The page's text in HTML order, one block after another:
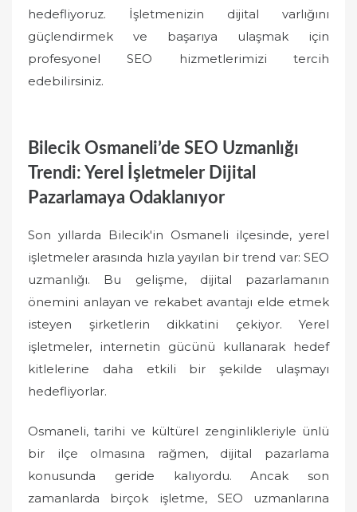
hedefliyoruz. İşletmenizin dijital varlığını
güçlendirmek ve başarıya ulaşmak için
profesyonel SEO hizmetlerimizi tercih
edebilirsiniz.
Bilecik Osmaneli’de SEO Uzmanlığı
Trendi: Yerel İşletmeler Dijital
Pazarlamaya Odaklanıyor
Son yıllarda Bilecik'in Osmaneli ilçesinde, yerel
işletmeler arasında hızla yayılan bir trend var: SEO
uzmanlığı. Bu gelişme, dijital pazarlamanın
önemini anlayan ve rekabet avantajı elde etmek
isteyen şirketlerin dikkatini çekiyor. Yerel
işletmeler, internetin gücünü kullanarak hedef
kitlelerine daha etkili bir şekilde ulaşmayı
hedefliyorlar.
Osmaneli, tarihi ve kültürel zenginlikleriyle ünlü
bir ilçe olmasına rağmen, dijital pazarlama
konusunda geride kalıyordu. Ancak son
zamanlarda birçok işletme, SEO uzmanlarına